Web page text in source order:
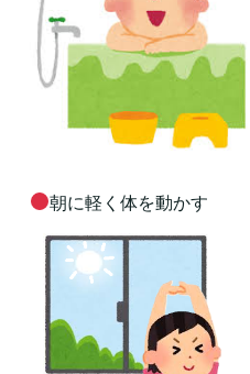
朝に軽く体を動かす